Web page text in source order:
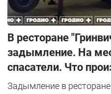
В ресторане
задымление. На
спасатели. Что
Задымление в